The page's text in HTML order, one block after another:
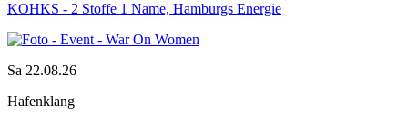
KOHKS - 2 Stoffe 1 Name, Hamburgs Energie
Sa 22.08.26
Hafenklang